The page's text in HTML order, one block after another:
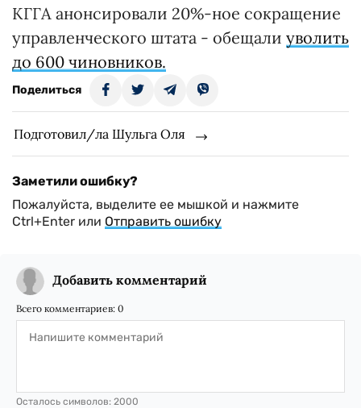
КГГА анонсировали 20%-ное сокращение
управленческого штата - обещали уволить
до 600 чиновников.
Поделиться
Подготовил/ла Шульга Оля
Заметили ошибку?
Пожалуйста, выделите ее мышкой и нажмите
Ctrl+Enter или Отправить ошибку
Добавить комментарий
Всего комментариев: 0
Осталось символов: 2000